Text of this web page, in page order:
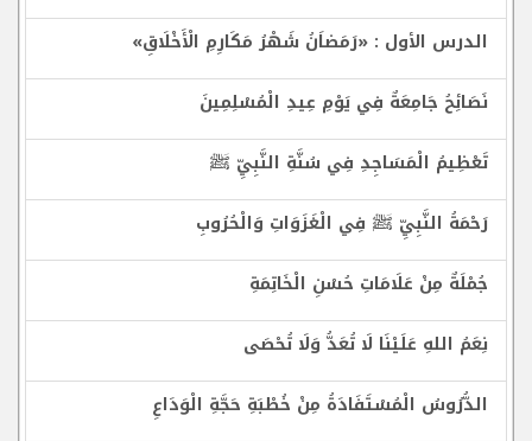
الدرس الأول : «رَمَضاَنُ شَهْرُ مَكَارِمِ الْأَخْلَاقِ»
نَصَائِحُ جَامِعَةٌ فِي يَوْمِ عِيدِ الْمُسْلِمِينَ
تَعْظِيمُ الْمَسَاجِدِ فِي سُنَّةِ النَّبِيِّ ﷺ
رَحْمَةُ النَّبِيِّ ﷺ فِي الْغَزَوَاتِ وَالْحُرُوبِ
جُمْلَةٌ مِنْ عَلَامَاتِ حُسْنِ الْخَاتِمَةِ
نِعَمُ اللهِ عَلَيْنَا لَا تُعَدُّ وَلَا تُحْصَى
الدُّرُوسُ الْمُسْتَفَادَةُ مِنْ خُطْبَةِ حَجَّةِ الْوَدَاعِ